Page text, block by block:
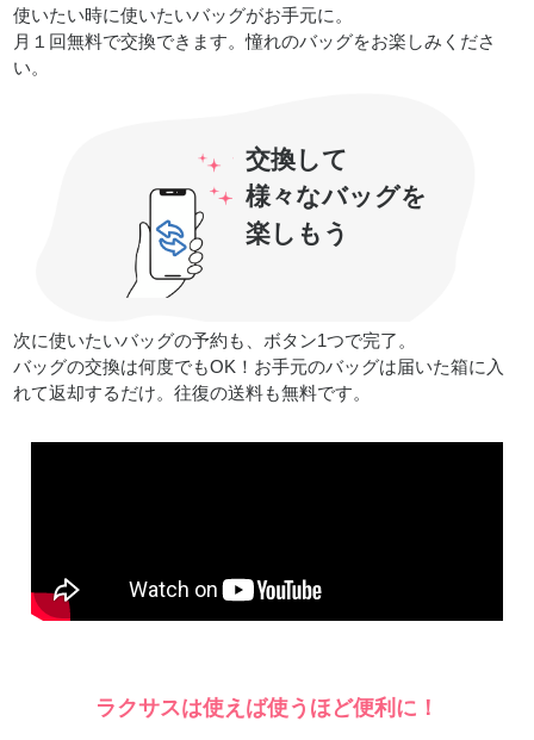
使いたい時に使いたいバッグがお手元に。
月１回無料で交換できます。憧れのバッグをお楽しみくださ
い。
交換して
様々なバッグを
楽しもう
次に使いたいバッグの予約も、ボタン1つで完了。
バッグの交換は何度でもOK！お手元のバッグは届いた箱に入
れて返却するだけ。往復の送料も無料です。
ラクサスは使えば使うほど便利に！